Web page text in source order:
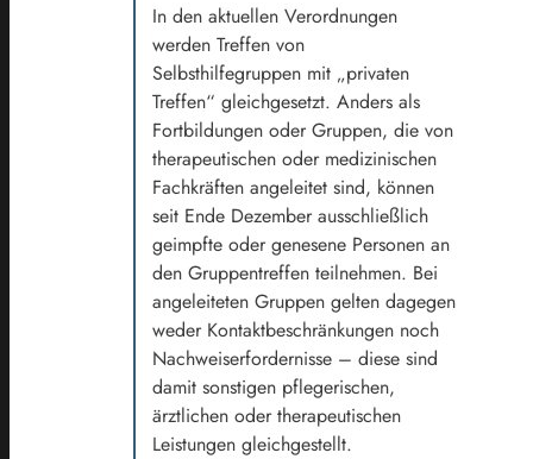
In den aktuellen Verordnungen
werden Treffen von
Selbsthilfegruppen mit „privaten
Treffen“ gleichgesetzt. Anders als
Fortbildungen oder Gruppen, die von
therapeutischen oder medizinischen
Fachkräften angeleitet sind, können
seit Ende Dezember ausschließlich
geimpfte oder genesene Personen an
den Gruppentreffen teilnehmen. Bei
angeleiteten Gruppen gelten dagegen
weder Kontaktbeschränkungen noch
Nachweiserfordernisse – diese sind
damit sonstigen pflegerischen,
ärztlichen oder therapeutischen
Leistungen gleichgestellt.